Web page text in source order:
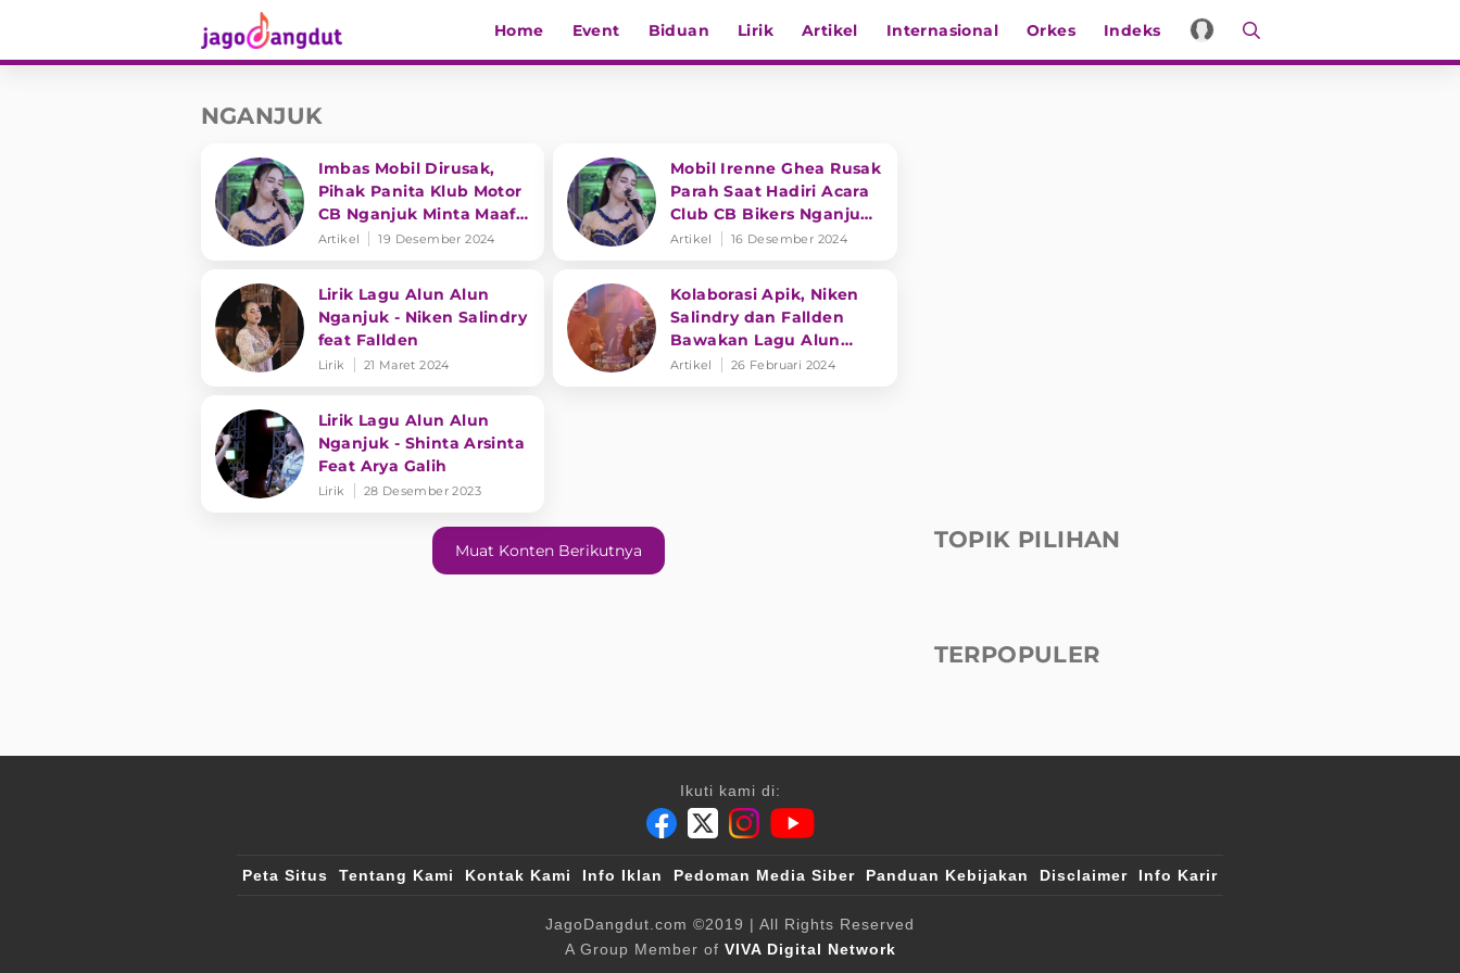
Home Event Biduan Lirik Artikel Internasional Orkes Indeks
NGANJUK
Imbas Mobil Dirusak,
Pihak Panita Klub Motor
CB Nganjuk Minta Maaf
dan Tanggung Jawab ke
Artikel 19 Desember 2024
Mobil Irenne Ghea Rusak
Parah Saat Hadiri Acara
Club CB Bikers Nganjuk,
Salahkan Pihak Panitia
Artikel 16 Desember 2024
Lirik Lagu Alun Alun
Nganjuk - Niken Salindry
feat Fallden
Lirik 21 Maret 2024
Kolaborasi Apik, Niken
Salindry dan Fallden
Bawakan Lagu Alun
Alun Nganjuk Versi
Artikel 26 Februari 2024
Lirik Lagu Alun Alun
Nganjuk - Shinta Arsinta
Feat Arya Galih
Lirik 28 Desember 2023
Muat Konten Berikutnya TOPIK PILIHAN
TERPOPULER
Ikuti kami di:
Peta Situs Tentang Kami Kontak Kami Info Iklan Pedoman Media Siber Panduan Kebijakan Disclaimer Info Karir
JagoDangdut.com ©2019 | All Rights Reserved
A Group Member of VIVA Digital Network